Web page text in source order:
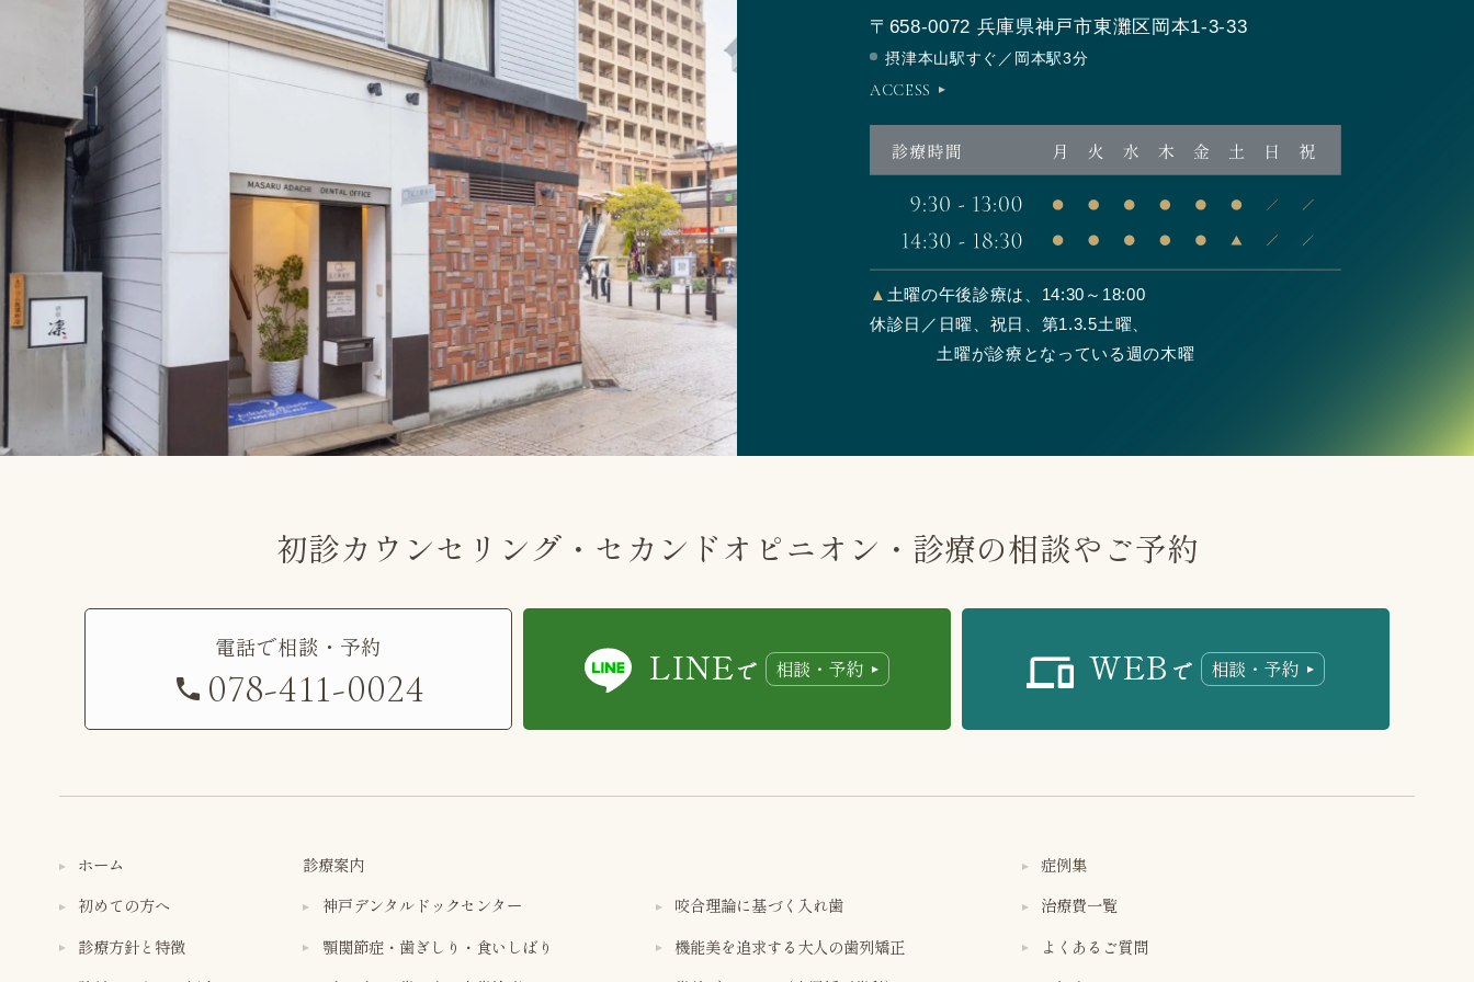
〒658-0072 兵庫県神戸市東灘区岡本1-3-33
摂津本山駅すぐ／岡本駅3分
ACCESS
▲ 土曜の午後診療は、14:30～18:00
休診日／日曜、祝日、第1.3.5土曜、
土曜が診療となっている週の木曜
初診カウンセリング・セカンドオピニオン・診療の相談やご予約
電話で相談・予約
078-411-0024 LINEで 相談・予約 WEB で 相談・予約
ホーム
初めての方へ
診療方針と特徴
診療案内
神戸デンタルドックセンター
顎関節症・歯ぎしり・食いしばり
咬合理論に基づく入れ歯
機能美を追求する大人の歯列矯正
症例集
治療費一覧
よくあるご質問